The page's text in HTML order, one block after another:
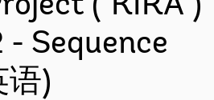
("KIRA")
- Sequence
语)